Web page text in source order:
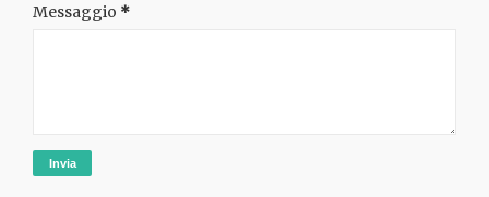
Messaggio *